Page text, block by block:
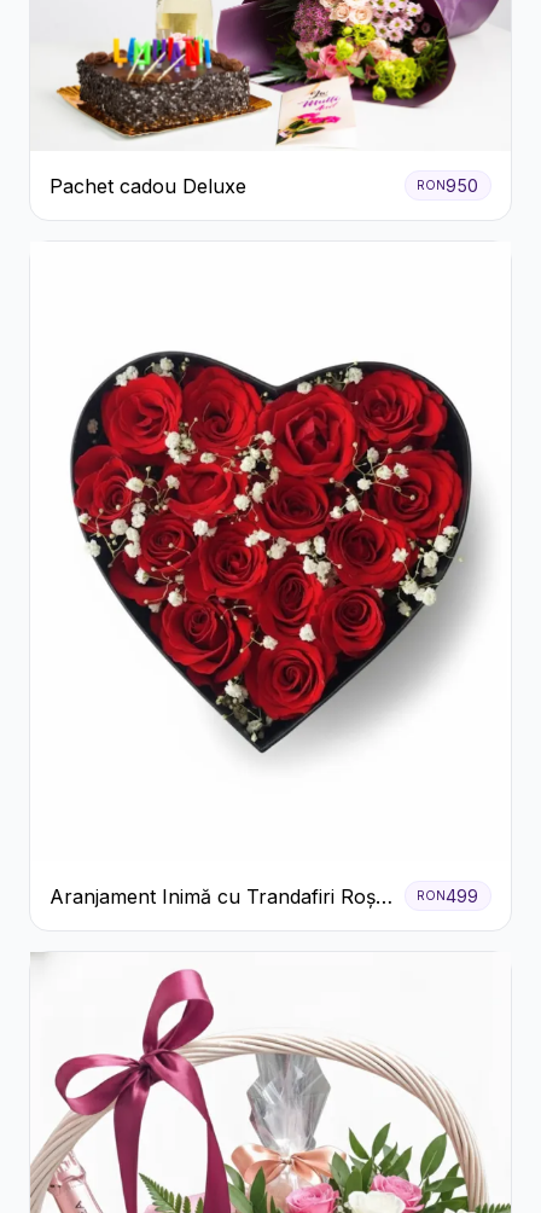
Pachet cadou Deluxe RON950
Aranjament Inimă cu Trandafiri Roșii
și Floarea Miresei
RON499